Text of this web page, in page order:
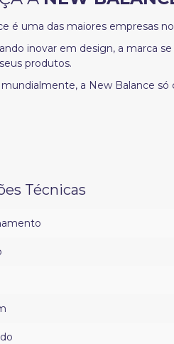
é uma das maiores empresas
inovar em design, a marca
produtos.
a New Balance
Técnicas